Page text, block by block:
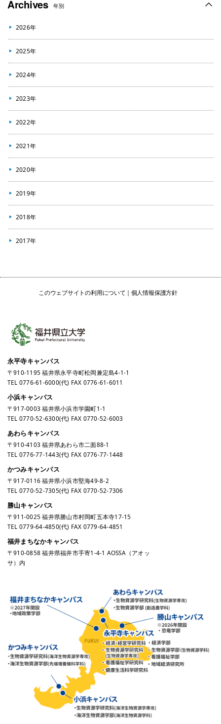
Archives 年別
2026年
2025年
2024年
2023年
2022年
2021年
2020年
2019年
2018年
2017年
このウェブサイトの利用について 個人情報保護方針
永平寺キャンパス
〒910-1195 福井県永平寺町松岡兼定島4-1-1
TEL 0776-61-6000(代) FAX 0776-61-6011
小浜キャンパス
〒917-0003 福井県小浜市学園町1-1
TEL 0770-52-6300(代) FAX 0770-52-6003
あわらキャンパス
〒910-4103 福井県あわら市二面88-1
TEL 0776-77-1443(代) FAX 0776-77-1448
かつみキャンパス
〒917-0116 福井県小浜市堅海49-8-2
TEL 0770-52-7305(代) FAX 0770-52-7306
勝山キャンパス
〒911-0025 福井県勝山市村岡町五本寺17-15
TEL 0779-64-4850(代) FAX 0779-64-4851
福井まちなかキャンパス
〒910-0858 福井県福井市手寄1-4-1 AOSSA（アオッ
サ）内